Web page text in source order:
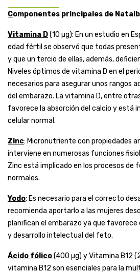
Componentes principales de
Vitamina D(10 µg): En un estudio en
edad fértil se observó que todas
y que un tercio de ellas, además,
Niveles óptimos de vitamina D en el
necesarios para asegurar unos rangos
del embarazo. La vitamina D, entre
favorece la absorción del calcio y está
celular normal.
Zinc: Micronutriente con propiedades
interviene en numerosas funciones
Zinc está implicado en los procesos de
normales.
Yodo: Es necesario para el correcto
recomienda aportarlo a las mujeres
planifican el embarazo ya que
y desarrollo intelectual del feto.
Ácido fólico(400 µg) y Vitamina B12
vitamina B12 son esenciales para la